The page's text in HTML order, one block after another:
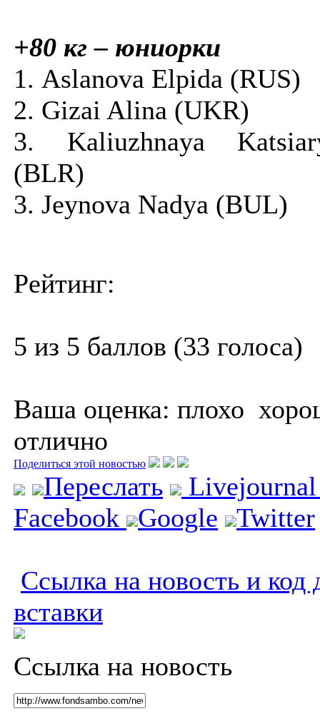
+80 кг – юниорки
1. Aslanova Elpida (RUS)
2. Gizai Alina (UKR)
3. Kaliuzhnaya
(BLR)
3. Jeynova Nadya (BUL)
Рейтинг:
5 из 5 баллов (33 голоса)
Ваша оценка: плохо
отлично
Поделиться этой новостью
Переслать
Facebook
Google Twitter
Ссылка на новость и код
вставки
Ссылка на новость